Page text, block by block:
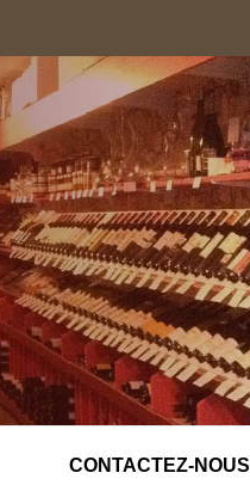
CONTACTEZ-NOUS